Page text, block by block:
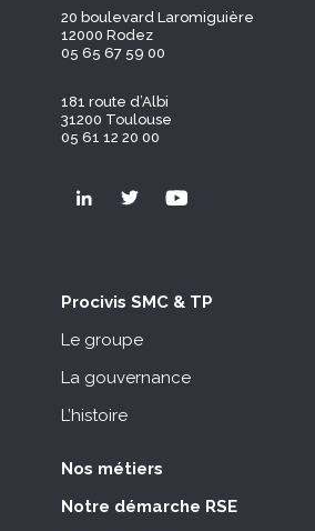
20 boulevard Laromiguière
12000 Rodez
05 65 67 59 00
181 route d’Albi
31200 Toulouse
05 61 12 20 00
Procivis SMC & TP
Le groupe
La gouvernance
L’histoire
Nos métiers
Notre démarche RSE